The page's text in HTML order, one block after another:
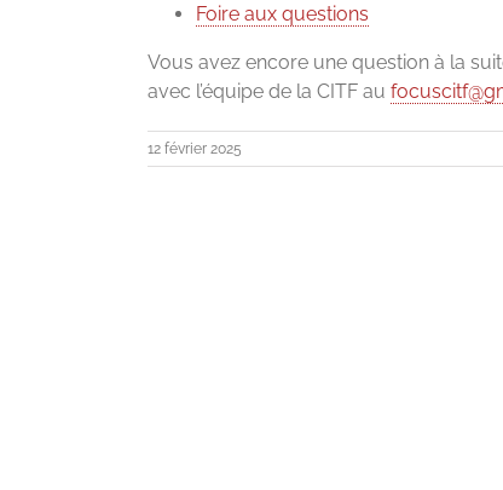
Foire aux questions
Vous avez encore une question à la
avec l’équipe de la CITF au
12 février 2025